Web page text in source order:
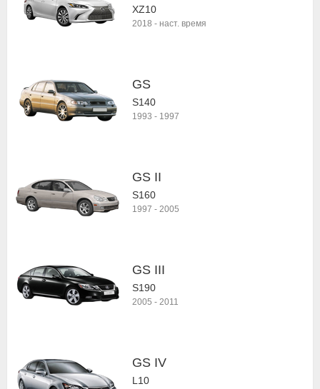
XZ10
2018 - наст. время
GS
S140
1993 - 1997
GS II
S160
1997 - 2005
GS III
S190
2005 - 2011
GS IV
L10